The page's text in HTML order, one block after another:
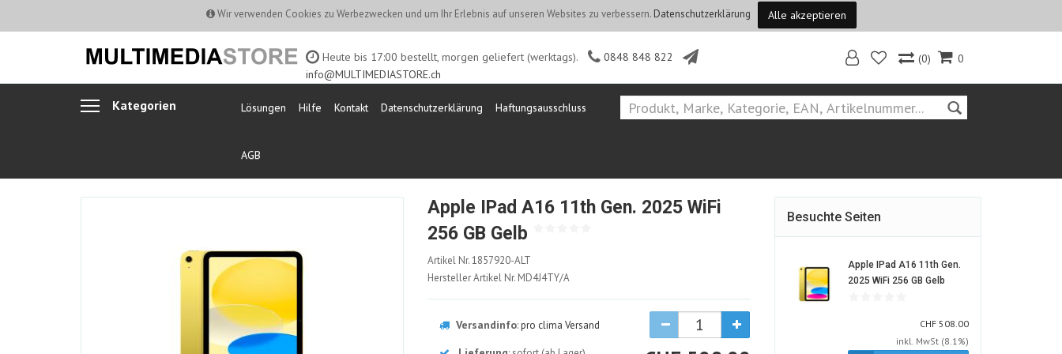
Wir verwenden Cookies zu Werbezwecken und um Ihr Erlebnis auf unseren Websites zu verbessern. Datenschutzerklärung Alle akzeptieren
Heute bis 17:00 bestellt, morgen geliefert (werktags).
0848 848 822
info@MULTIMEDIASTORE.ch
0
(0)
Kategorien Lösungen Hilfe Kontakt Datenschutzerklärung Haftungsausschluss
AGB
Apple IPad A16 11th Gen. 2025 WiFi
256 GB Gelb
1857920-
ALT
Artikel Nr.1857920-ALT
Hersteller Artikel Nr. MD4J4TY/A
Versandinfo:pro clima Versand
Besuchte Seiten
Apple IPad A16 11th Gen.
2025 WiFi 256 GB Gelb1857920-
CHF CHF
508.00
inkl. MwSt (8.1%)